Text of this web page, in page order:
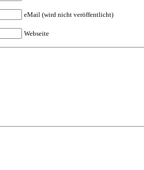
eMail (wird nicht veröffentlicht)
Webseite